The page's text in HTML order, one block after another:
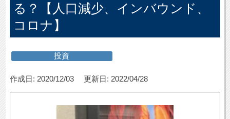
る？【人口減少、インバウンド、
コロナ】
投資
作成日: 2020/12/03 更新日: 2022/04/28